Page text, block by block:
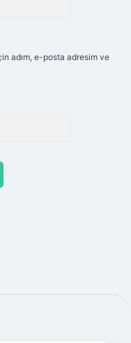
adım, e-posta adresim ve